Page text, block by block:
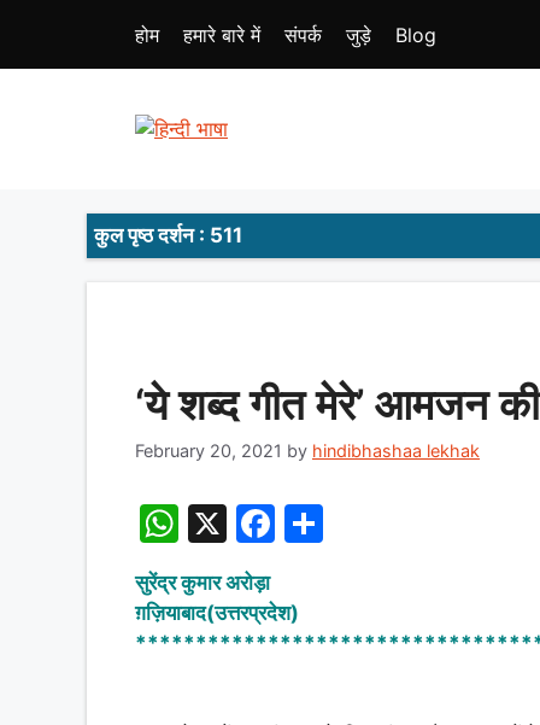
content
होम हमारे बारे में संपर्क जुड़े Blog
कुल पृष्ठ दर्शन : 511
‘ये शब्द गीत मेरे’ आमजन
February 20, 2021 by hindibhashaa lekhak
W
at
s
X
F
c
e e
सुरेंद्र कुमार अरोड़ा
ग़ज़ियाबाद(उत्तरप्रदेश)